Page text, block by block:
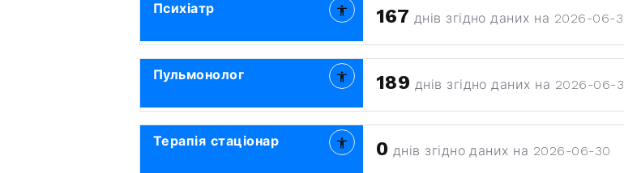
Психіатр 167 днів згідно даних на 2026-06-
Пульмонолог 189 днів згідно даних на 2026-06-
Терапія стаціонар 0 днів згідно даних на 2026-06-30